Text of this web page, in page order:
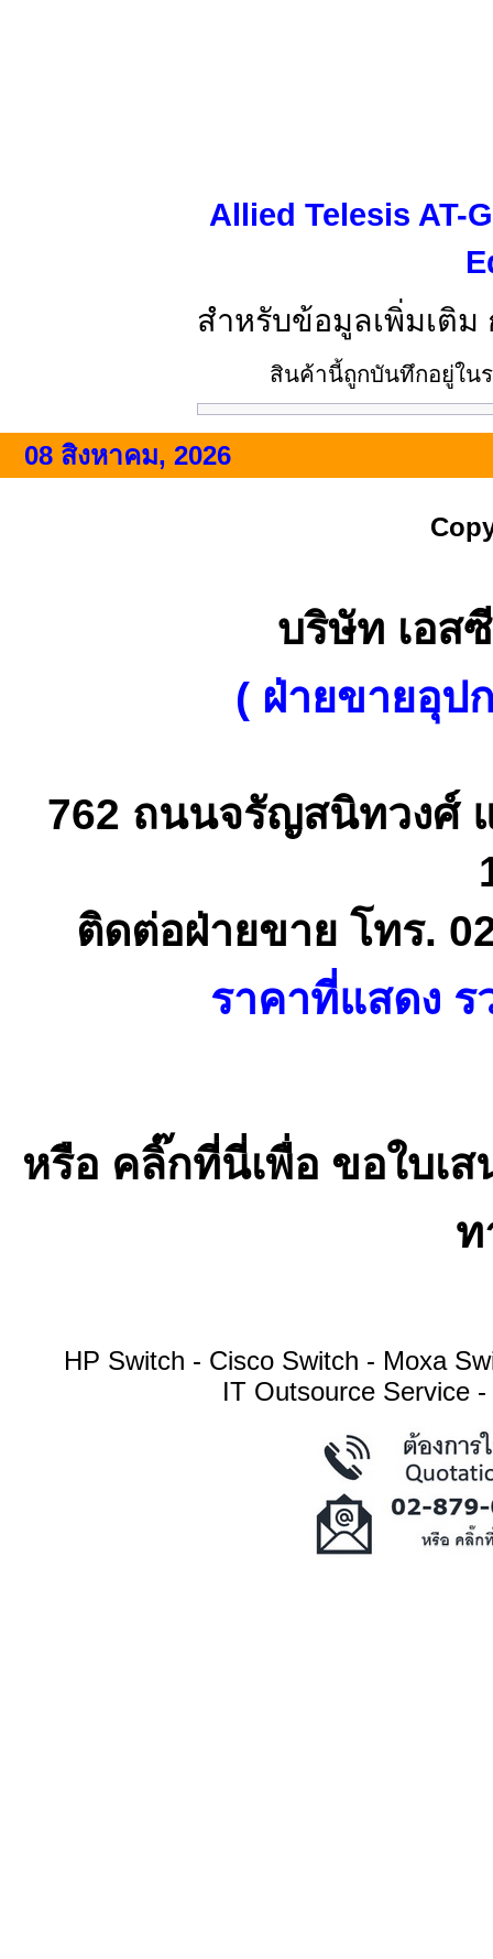
Allied Telesis AT-
สำหรับข้อมูลเพิ่มเติ
สินค้านี้ถูกบันทึกอยู่ใน
08 สิงหาคม, 2026
บริษัท เอส
( ฝ่ายขายอุป
762 ถนนจรัญสนิทวงศ์
ติดต่อฝ่ายขาย โทร.
ราคาที่แสดง
หรือ คลิ๊กที่นี่เพื่อ ขอใบเ
ท
HP Switch - Cisco Switch - Moxa
IT Outsource Service